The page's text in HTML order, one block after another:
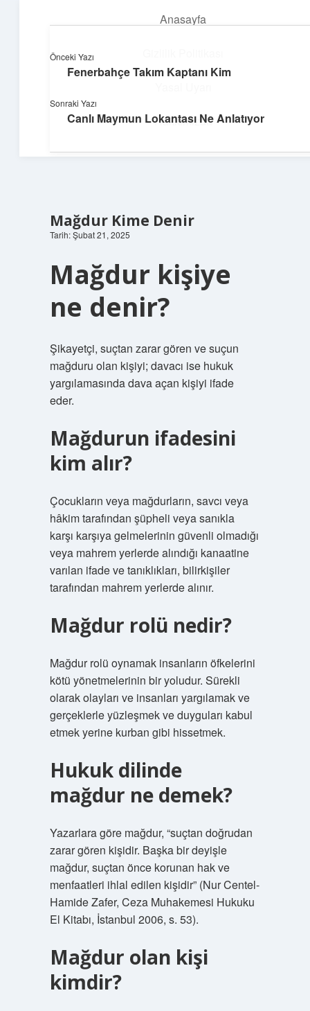
Anasayfa
Hakkımızda
Yapı ve İlham
Yaratıcı projelerle dünyanı inşa et!
Mağdur Kime Denir
Tarih: Şubat 21, 2025
Mağdur kişiye
ne denir?
Şikayetçi, suçtan zarar gören ve suçun
mağduru olan kişiyi; davacı ise hukuk
yargılamasında dava açan kişiyi ifade
eder.
Mağdurun ifadesini
kim alır?
Çocukların veya mağdurların, savcı veya
hâkim tarafından şüpheli veya sanıkla
karşı karşıya gelmelerinin güvenli olmadığı
veya mahrem yerlerde alındığı kanaatine
varılan ifade ve tanıklıkları, bilirkişiler
tarafından mahrem yerlerde alınır.
Mağdur rolü nedir?
Mağdur rolü oynamak insanların öfkelerini
kötü yönetmelerinin bir yoludur. Sürekli
olarak olayları ve insanları yargılamak ve
gerçeklerle yüzleşmek ve duyguları kabul
etmek yerine kurban gibi hissetmek.
Hukuk dilinde
mağdur ne demek?
Yazarlara göre mağdur, “suçtan doğrudan
zarar gören kişidir. Başka bir deyişle
mağdur, suçtan önce korunan hak ve
menfaatleri ihlal edilen kişidir” (Nur Centel-
Hamide Zafer, Ceza Muhakemesi Hukuku
El Kitabı, İstanbul 2006, s. 53).
Mağdur olan kişi
kimdir?
Önceki Yazı
Fenerbahçe Takım Kaptanı Kim
Sonraki Yazı
Canlı Maymun Lokantası Ne Anlatıyor